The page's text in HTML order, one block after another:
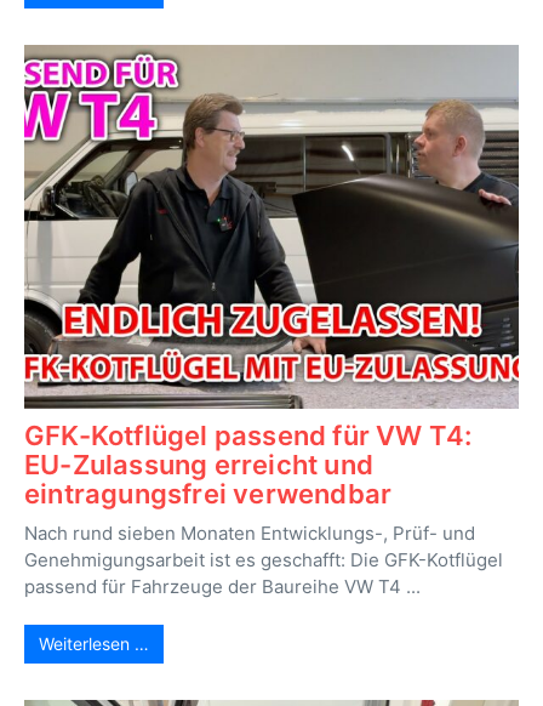
GFK-Kotflügel passend für VW T4:
EU-Zulassung erreicht und
eintragungsfrei verwendbar
Nach rund sieben Monaten Entwicklungs-, Prüf- und
Genehmigungsarbeit ist es geschafft: Die GFK-Kotflügel
passend für Fahrzeuge der Baureihe VW T4 ...
Weiterlesen …